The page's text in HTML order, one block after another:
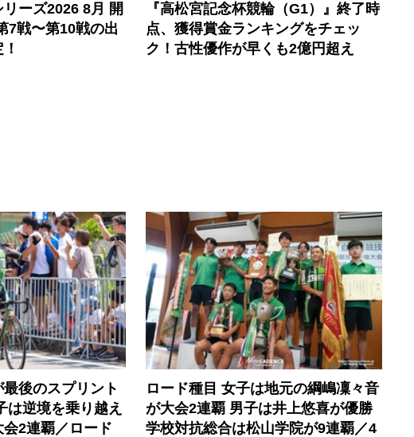
リーズ2026 8月 開
7戦〜第10戦の出
『高松宮記念杯競輪（G1）』終了時
点、獲得賞金ランキングをチェッ
ク！古性優作が早くも2億円超え
後のスプリント
は逆境を乗り越え
2連覇／ロード
ロード種目 女子は地元の綱嶋凜々音
が大会2連覇 男子は井上悠喜が優勝
学校対抗総合は松山学院が9連覇／4